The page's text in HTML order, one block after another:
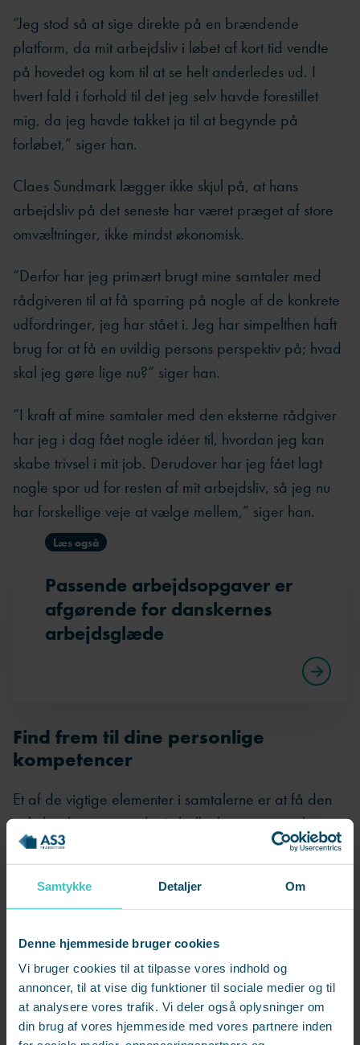
Samtykke Detaljer Om
Denne hjemmeside bruger cookies
Vi bruger cookies til at tilpasse vores indhold og
annoncer, til at vise dig funktioner til sociale medier og til
at analysere vores trafik. Vi deler også oplysninger om
din brug af vores hjemmeside med vores partnere inden
”Jeg stod så at sige direkte på en brændende
platform, da mit arbejdsliv i løbet af kort tid vendte
på hovedet og kom til at se helt anderledes ud. I
hvert fald i forhold til det jeg selv havde forestillet
mig, da jeg havde takket ja til at begynde på
forløbet,” siger han.
Claes Sundmark lægger ikke skjul på, at hans
arbejdsliv på det seneste har været præget af store
omvæltninger, ikke mindst økonomisk.
”Derfor har jeg primært brugt mine samtaler med
rådgiveren til at få sparring på nogle af de konkrete
udfordringer, jeg har stået i. Jeg har simpelthen haft
brug for at få en uvildig persons perspektiv på; hvad
skal jeg gøre lige nu?” siger han.
”I kraft af mine samtaler med den eksterne rådgiver
har jeg i dag fået nogle idéer til, hvordan jeg kan
skabe trivsel i mit job. Derudover har jeg fået lagt
nogle spor ud for resten af mit arbejdsliv, så jeg nu
har forskellige veje at vælge mellem,” siger han.
Læs også
Passende arbejdsopgaver er
afgørende for danskernes
arbejdsglæde
Find frem til dine personlige
kompetencer
Et af de vigtige elementer i samtalerne er at få den
enkelte til at sætte ord på, hvilke kompetencer han
eller hun selv mener at have haft succes med i
arbejdslivet.
Det var også en af de opgaver, der mødte 60-årige
Tommy Lund Christensen, da han for et par år siden
takkede ja til at deltage i forløbet.
”Når du sidder overfor en rådgiver, der stiller det
ene spørgsmål efter det andet, får det for alvor sat